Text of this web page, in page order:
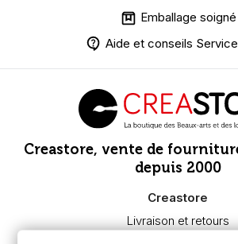
Emballage soigné
Aide et conseils
Creastore, vente de
depuis 2000
Creastore
Livraison et retours